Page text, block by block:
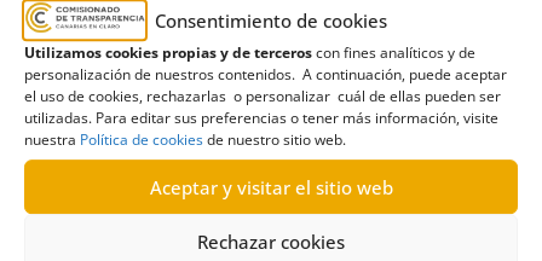
Consentimiento de cookies
Utilizamos cookies propias y de terceroscon fines analíticos y de
personalización de nuestros contenidos. A continuación, puede aceptar
el uso de cookies, rechazarlas o personalizar cuál de ellas pueden ser
utilizadas. Para editar sus preferencias o tener más información, visite
nuestra Política de cookiesde nuestro sitio web.
Aceptar y visitar el sitio web
Rechazar cookies
políticos en Canarias.
Durante la reunión, celebrada en el Parlamento de
Canarias, García Leal explicó los criterios y
procedimientos de esta nueva evaluación, que por
primera vez analizará el cumplimiento de las
obligaciones de publicidad activa y la accesibilidad
de la información pública en las formaciones
políticas canarias.